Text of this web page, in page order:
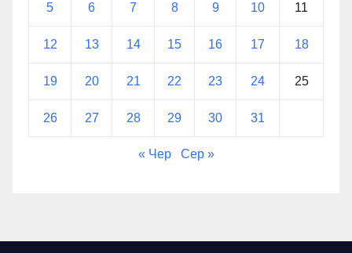
5 6 7 8 9 10 11
12 13 14 15 16 17 18
19 20 21 22 23 24 25
26 27 28 29 30 31
« Чер Сер »